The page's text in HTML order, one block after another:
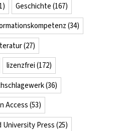
Geschichte (167)
(34)
(27)
lizenzfrei (172)
(36)
Access (53)
University Press (25)